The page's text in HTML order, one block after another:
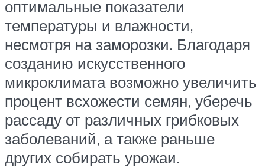
оптимальные показатели
температуры и влажности,
несмотря на заморозки. Благодаря
созданию искусственного
микроклимата возможно увеличить
процент всхожести семян, уберечь
рассаду от различных грибковых
заболеваний, а также раньше
других собирать урожаи.